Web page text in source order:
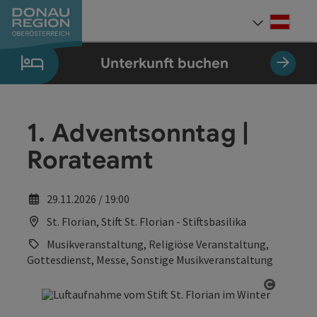
Zum Inhalt
Zur Navigation
Zum Seitenanfang
Zur Kontaktseite
Zum Impressum
Zur Startseite
Unterkunft buchen
1. Adventsonntag |
Rorateamt
29.11.2026 / 19:00
St. Florian, Stift St. Florian - Stiftsbasilika
Musikveranstaltung, Religiöse Veranstaltung,
Gottesdienst, Messe, Sonstige Musikveranstaltung